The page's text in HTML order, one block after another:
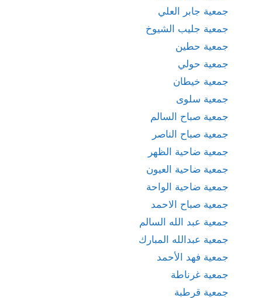
جمعية جابر العلي
جمعية جليب الشيوخ
جمعية حطين
جمعية حولي
جمعية خيطان
جمعية سلوى
جمعية صباح السالم
جمعية صباح الناصر
جمعية ضاحية الظهر
جمعية ضاحية العيون
جمعية ضاحية الواحة
جمعية صباح الاحمد
جمعية عبد الله السالم
جمعية عبدالله المبارك
جمعية فهد الأحمد
جمعية غرناطة
جمعية قرطبة